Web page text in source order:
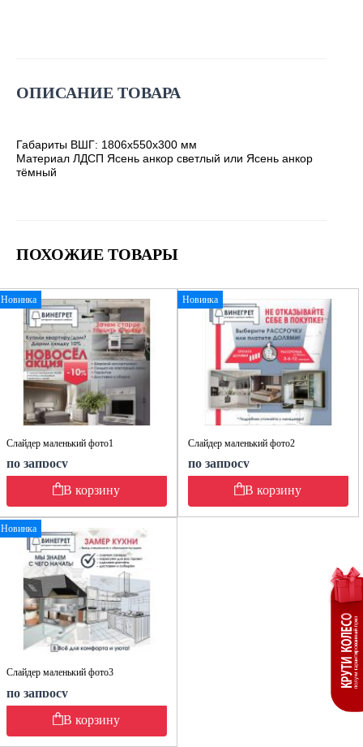
ОПИСАНИЕ ТОВАРА
Габариты ВШГ: 1806х550х300 мм
Материал ЛДСП Ясень анкор светлый или Ясень анкор
тёмный
ПОХОЖИЕ ТОВАРЫ
Новинка
Слайдер маленький фото1
по запросу
В корзину
Новинка
Слайдер маленький фото2
по запросу
В корзину
Новинка
Слайдер маленький фото3
по запросу
В корзину